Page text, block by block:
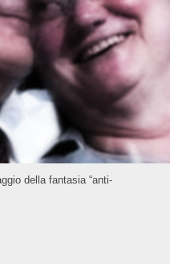
della fantasia “anti-